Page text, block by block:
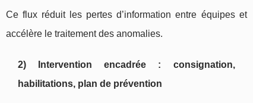
Ce flux réduit les pertes d’information entre équipes et
accélère le traitement des anomalies.
2) Intervention encadrée : consignation,
habilitations, plan de prévention